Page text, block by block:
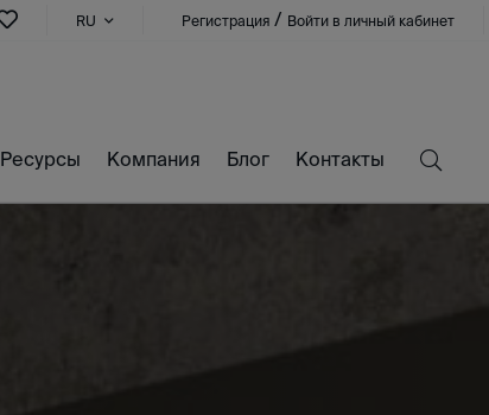
RU Регистрация / Войти в личный кабинет
Ресурсы Компания Блог Контакты